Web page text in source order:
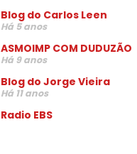
Blog do Carlos Leen
Há 5 anos
ASMOIMP COM DUDUZÃO
Há 9 anos
Blog do Jorge Vieira
Há 11 anos
Radio EBS